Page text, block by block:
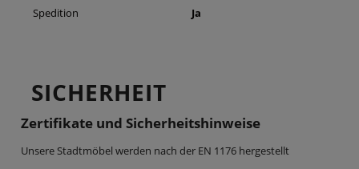
Spedition Ja
SICHERHEIT
Zertifikate und Sicherheitshinweise
Unsere Stadtmöbel werden nach der EN 1176 hergestellt